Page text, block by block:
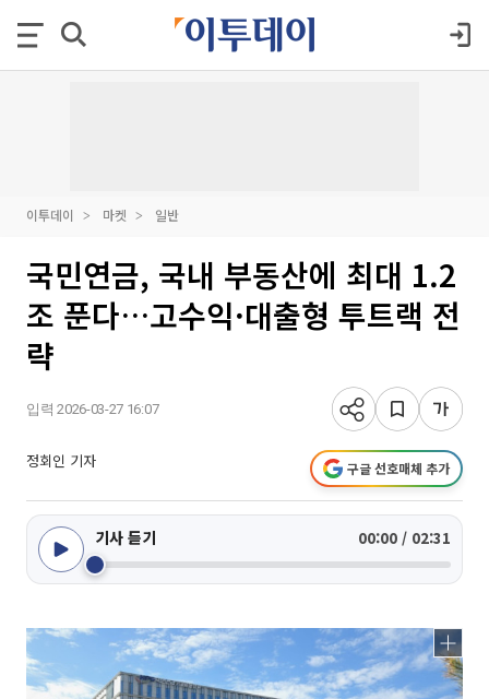
이투데이 마켓 일반
국민연금, 국내 부동산에 최대 1.2
조 푼다…고수익·대출형 투트랙 전
략
입력 2026-03-27 16:07
정회인 기자 구글 선호매체 추가
기사 듣기 00:00 / 02:31